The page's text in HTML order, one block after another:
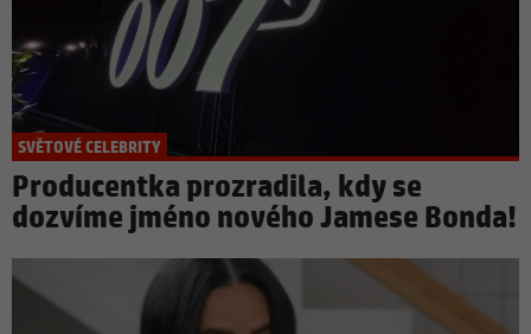
SVĚTOVÉ CELEBRITY
Producentka prozradila, kdy se
dozvíme jméno nového Jamese Bonda!